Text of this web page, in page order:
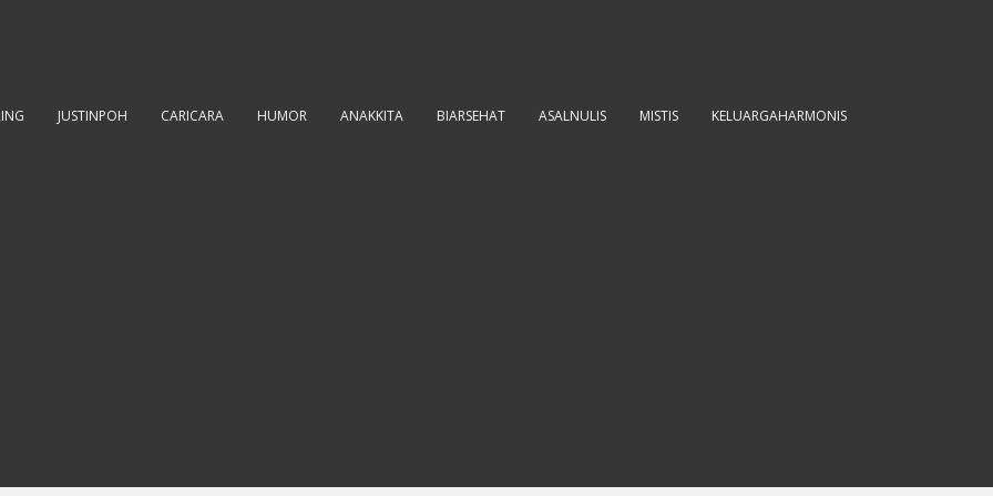
JUSTINPOH CARICARA HUMOR ANAKKITA BIARSEHAT ASALNULIS MISTIS KELUARGAHARMONIS